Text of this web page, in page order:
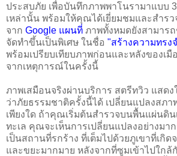
ประสบภัย เพื่อบันทึกภาพพาโนรามาแบบ
เหล่านั้น พร้อมให้คุณได้เยี่ยมชมและสำรว
จาก Google แผนที่ ภาพทั้งหมดยังสามาร
จัดทำขึ้นเป็นพิเศษ ในชื่อ "สร้างความทรง
พร้อมเปรียบเทียบภาพก่อนและหลังของเมื
จากเหตุการณ์ในครั้งนี้
ภาพเสมือนจริงผ่านบริการ สตรีทวิว แสดง
ว่าภัยธรรมชาติครั้งนี้ได้ เปลี่ยนแปลงสภ
เพียงใด ถ้าคุณเริ่มต้นสำรวจบนพื้นแผ่นดิน
ทะเล คุณจะเห็นการเปลี่ยนแปลงอย่างมา
เป็นสถานที่รกร้าง ที่เต็มไปด้วยภูเขาที่เกิด
และขยะมากมาย หลังจากที่ซูมเข้าไปใกล้